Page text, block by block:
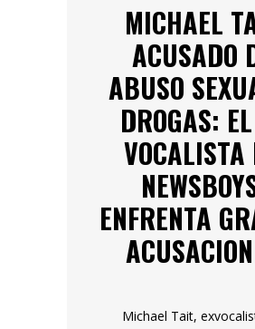
MICHAEL
ACUSADO
ABUSO
DROGAS:
VOCALISTA
ENFRENTA
Michael Tait,